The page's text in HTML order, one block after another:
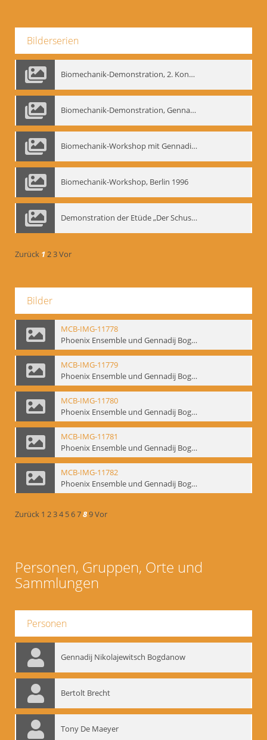
Bilderserien
Biomechanik-Demonstration, 2. Kongress der EMF, Mai 1995
Biomechanik-Demonstration, Gennadij Bogdanow im Berliner Ensemble, 04.10.1991
Biomechanik-Workshop mit Gennadij Nikolajewitsch Bogdanow im Mime Centrum Berlin, 1991
Biomechanik-Workshop, Berlin 1996
Demonstration der Etüde „Der Schuss mit dem Bogen“ durch Gennadij Nikolajewitsch Bogdanow, Berlin 1991
Zurück 123Vor
Bilder
MCB-IMG-11778
Phoenix Ensemble und Gennadij Bogdanow; BM-img-105-4
MCB-IMG-11779
Phoenix Ensemble und Gennadij Bogdanow; BM-img-105-5
MCB-IMG-11780
Phoenix Ensemble und Gennadij Bogdanow; BM-img-105-6
MCB-IMG-11781
Phoenix Ensemble und Gennadij Bogdanow; BM-img-105-7
MCB-IMG-11782
Phoenix Ensemble und Gennadij Bogdanow; BM-img-105-8
Zurück 1 234 56789Vor
Personen, Gruppen, Orte und
Sammlungen
Personen
Gennadij Nikolajewitsch Bogdanow
Bertolt Brecht
Tony De Maeyer